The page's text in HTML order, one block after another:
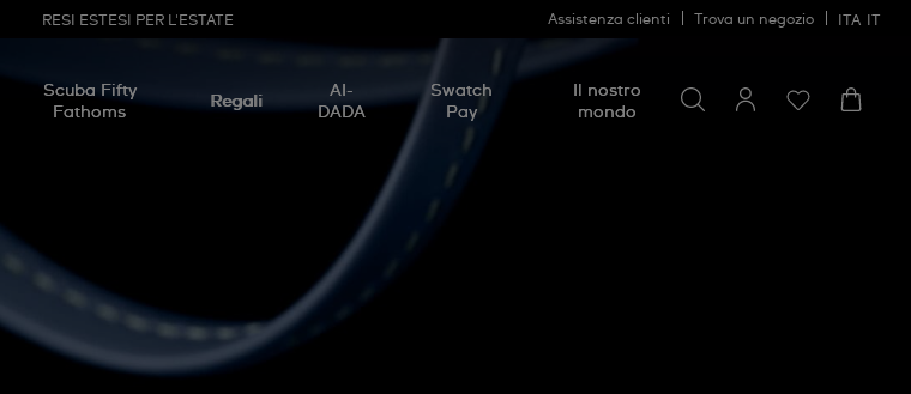
RESI ESTESI PER L'ESTATE Assistenza clienti Trova un negozio ITA
Scuba Fifty
Fathoms
Regali
AI-
DADA
Swatch
Pay
Il nostro
mondo